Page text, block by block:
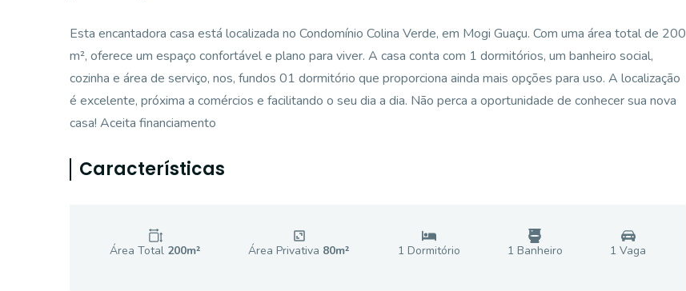
Esta encantadora casa está localizada no Condomínio Colina Verde, em Mogi Guaçu. Com uma área total de 200
m², oferece um espaço confortável e plano para viver. A casa conta com 1 dormitórios, um banheiro social,
cozinha e área de serviço, nos, fundos 01 dormitório que proporciona ainda mais opções para uso. A localização
é excelente, próxima a comércios e facilitando o seu dia a dia. Não perca a oportunidade de conhecer sua nova
casa! Aceita financiamento
Características
Área Total 200m² Área Privativa 80m² 1 Dormitório 1 Banheiro 1 Vaga